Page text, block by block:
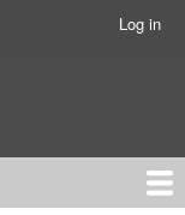
Log in